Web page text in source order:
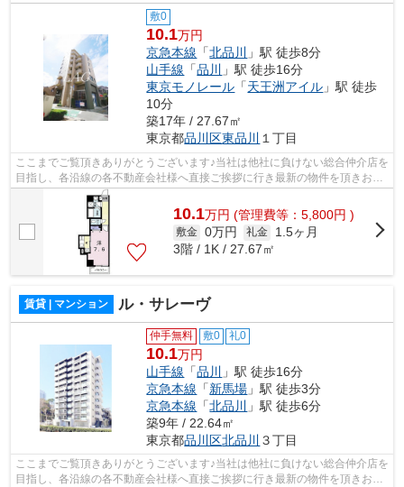
敷0
10.1万円
京急本線 「北品川
」駅 徒歩8分
山手線 「品川
」駅 徒歩16分
東京モノレール 「天王洲アイル 」駅 徒歩
10分
築17年 / 27.67㎡
東京都品川区東品川 １丁目
ここまでご覧頂きありがとうございます♪当社は他社に負けない総合仲介店を
目指し、各沿線の各不動産会社様へ直接ご挨拶に行き最新の物件を頂きお客
様へ提供しております！最新の情報は...
10.1万円 (管理費等：5,800円 )
敷金 0万円 礼金
1.5ヶ月
3階 / 1K / 27.67㎡
賃貸 | マンション ル・サレーヴ
仲手無料 敷0 礼0
10.1万円
山手線 「品川 」駅 徒歩16分
京急本線 「新馬場 」駅 徒歩3分
京急本線 「北品川 」駅 徒歩6分
築9年 / 22.64㎡
東京都品川区北品川 ３丁目
ここまでご覧頂きありがとうございます♪当社は他社に負けない総合仲介店を
目指し、各沿線の各不動産会社様へ直接ご挨拶に行き最新の物件を頂きお客